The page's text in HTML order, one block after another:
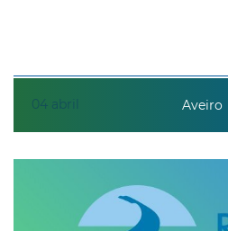
04 abril Aveiro